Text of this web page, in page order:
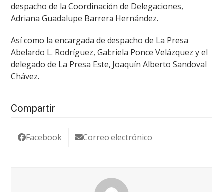
despacho de la Coordinación de Delegaciones,
Adriana Guadalupe Barrera Hernández.
Así como la encargada de despacho de La Presa
Abelardo L. Rodríguez, Gabriela Ponce Velázquez y el
delegado de La Presa Este, Joaquín Alberto Sandoval
Chávez.
Compartir
Facebook Correo electrónico